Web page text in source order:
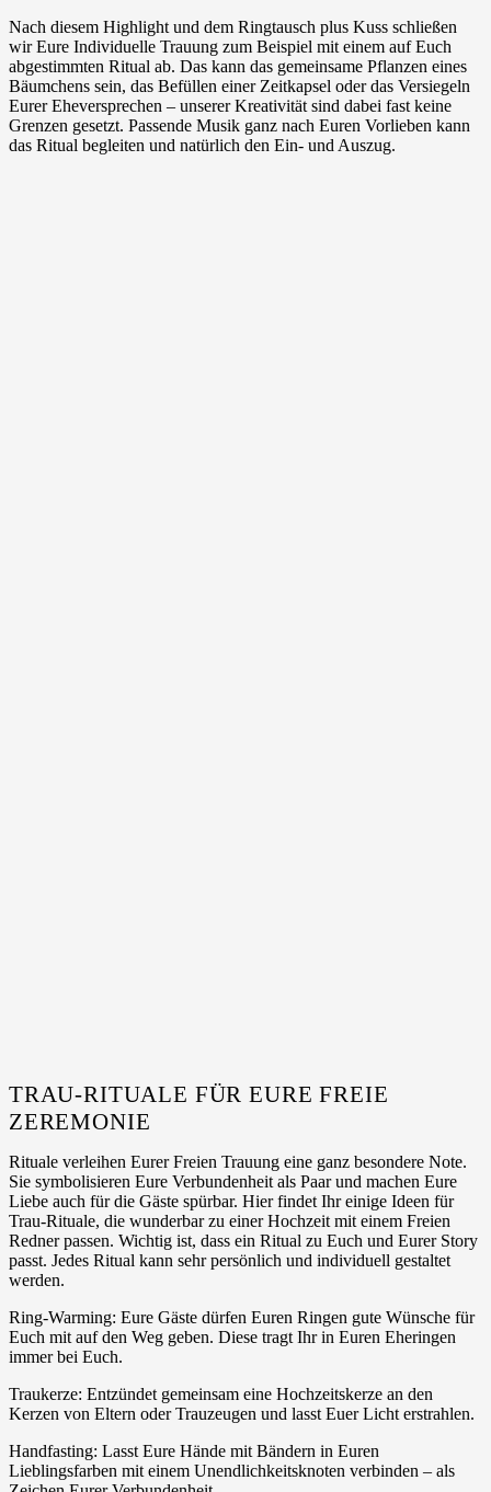
Nach diesem Highlight und dem Ringtausch plus Kuss schließen
wir Eure Individuelle Trauung zum Beispiel mit einem auf Euch
abgestimmten Ritual ab. Das kann das gemeinsame Pflanzen eines
Bäumchens sein, das Befüllen einer Zeitkapsel oder das Versiegeln
Eurer Eheversprechen – unserer Kreativität sind dabei fast keine
Grenzen gesetzt. Passende Musik ganz nach Euren Vorlieben kann
das Ritual begleiten und natürlich den Ein- und Auszug.
TRAU-RITUALE FÜR EURE FREIE
ZEREMONIE
Rituale verleihen Eurer Freien Trauung eine ganz besondere Note.
Sie symbolisieren Eure Verbundenheit als Paar und machen Eure
Liebe auch für die Gäste spürbar. Hier findet Ihr einige Ideen für
Trau-Rituale, die wunderbar zu einer Hochzeit mit einem Freien
Redner passen. Wichtig ist, dass ein Ritual zu Euch und Eurer Story
passt. Jedes Ritual kann sehr persönlich und individuell gestaltet
werden.
Ring-Warming: Eure Gäste dürfen Euren Ringen gute Wünsche für
Euch mit auf den Weg geben. Diese tragt Ihr in Euren Eheringen
immer bei Euch.
Traukerze: Entzündet gemeinsam eine Hochzeitskerze an den
Kerzen von Eltern oder Trauzeugen und lasst Euer Licht erstrahlen.
Handfasting: Lasst Eure Hände mit Bändern in Euren
Lieblingsfarben mit einem Unendlichkeitsknoten verbinden – als